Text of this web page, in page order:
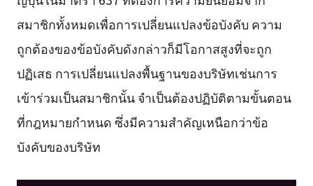
สมาชิกทั้งหมดเพื่อการเปลี่ยนแปลงข้อบังคับ ความ
ถูกต้องของข้อบังคับดังกล่าวก็มีโอกาสสูงที่จะถูก
ปฏิเสธ การเปลี่ยนแปลงพื้นฐานของบริษัทเช่นการ
เข้าร่วมเป็นสมาชิกนั้น จำเป็นต้องปฏิบัติตามขั้นตอน
ที่กฎหมายกำหนด ซึ่งมีความสำคัญเหนือกว่าข้อ
บังคับของบริษัท